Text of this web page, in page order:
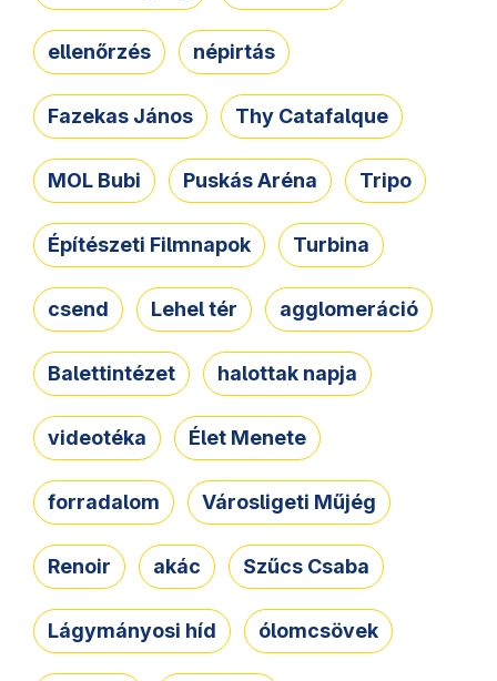
ellenőrzés népirtás
Fazekas János Thy Catafalque
MOL Bubi Puskás Aréna Tripo
Építészeti Filmnapok Turbina
csend Lehel tér agglomeráció
Balettintézet halottak napja
videotéka Élet Menete
forradalom Városligeti Műjég
Renoir akác Szűcs Csaba
Lágymányosi híd ólomcsövek